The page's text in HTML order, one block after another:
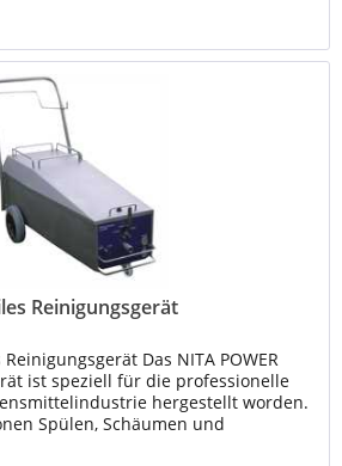
Reinigungsgerät
Reinigungsgerät Das NITA POWER
ist speziell für die professionelle
hergestellt worden.
Spülen, Schäumen und